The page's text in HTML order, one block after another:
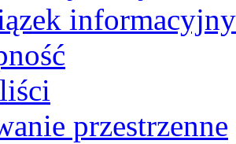
informacyjny
przestrzenne